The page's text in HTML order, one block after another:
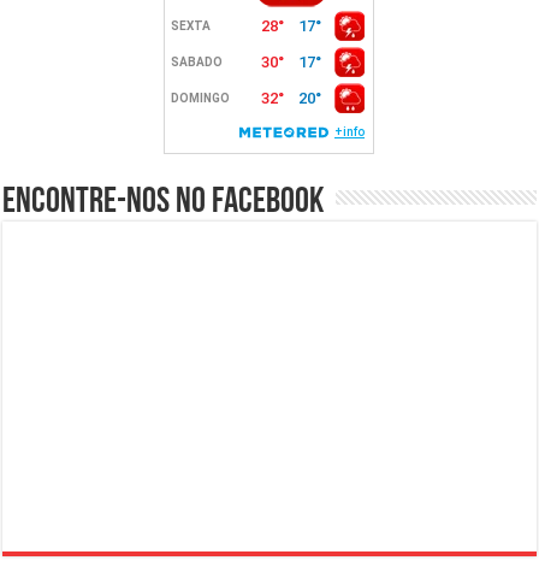
Encontre-nos no Facebook